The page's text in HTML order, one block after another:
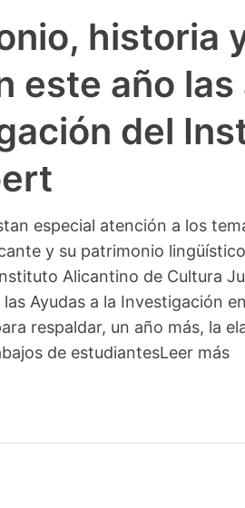
historia
este año las
del
especial atención a los
y su patrimonio
Alicantino de Cultura
Ayudas a la Investigación
respaldar, un año más, la
de estudiantesLeer más